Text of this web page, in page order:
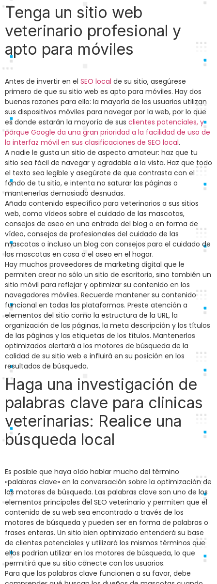
Tenga un sitio web
veterinario profesional y
apto para móviles
Antes de invertir en el SEO local de su sitio, asegúrese
primero de que su sitio web es apto para móviles. Hay dos
buenas razones para ello: la mayoría de los usuarios utilizan
sus dispositivos móviles para navegar por la web, por lo que
es donde estarán la mayoría de sus clientes potenciales, y
porque Google da una gran prioridad a la facilidad de uso de
la interfaz móvil en sus clasificaciones de SEO local.
A nadie le gusta un sitio de aspecto amateur: haz que tu
sitio sea fácil de navegar y agradable a la vista. Haz que todo
el texto sea legible y asegúrate de que contrasta con el
fondo de tu sitio, e intenta no saturar las páginas o
mantenerlas demasiado desnudas.
Añada contenido específico para veterinarios a sus sitios
web, como vídeos sobre el cuidado de las mascotas,
consejos de aseo en una entrada del blog o en forma de
vídeo, consejos de profesionales del cuidado de las
mascotas o incluso un blog con consejos para el cuidado de
las mascotas en casa o el aseo en el hogar.
Hay muchos proveedores de marketing digital que le
permiten crear no sólo un sitio de escritorio, sino también un
sitio móvil para reflejar y optimizar su contenido en los
navegadores móviles. Recuerde mantener su contenido
funcional en todas las plataformas. Preste atención a
elementos del sitio como la estructura de la URL, la
organización de las páginas, la meta descripción y los títulos
de las páginas y las etiquetas de los títulos. Mantenerlos
optimizados alertará a los motores de búsqueda de la
calidad de su sitio web e influirá en su posición en los
resultados de búsqueda.
Haga una investigación de
palabras clave para clinicas
veterinarias: Realice una
búsqueda local
Es posible que haya oído hablar mucho del término
«palabras clave» en la conversación sobre la optimización de
los motores de búsqueda. Las palabras clave son uno de los
elementos principales del SEO veterinario y permiten que el
contenido de su web sea encontrado a través de los
motores de búsqueda y pueden ser en forma de palabras o
frases enteras. Un sitio bien optimizado entenderá su base
de clientes potenciales y utilizará los mismos términos que
ellos podrían utilizar en los motores de búsqueda, lo que
permitirá que su sitio conecte con los usuarios.
Para que las palabras clave funcionen a su favor, debe